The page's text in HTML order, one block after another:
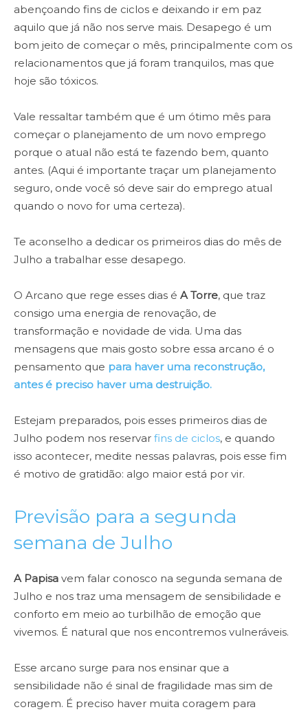
abençoando fins de ciclos e deixando ir em paz
aquilo que já não nos serve mais. Desapego é um
bom jeito de começar o mês, principalmente com os
relacionamentos que já foram tranquilos, mas que
hoje são tóxicos.
Vale ressaltar também que é um ótimo mês para
começar o planejamento de um novo emprego
porque o atual não está te fazendo bem, quanto
antes. (Aqui é importante traçar um planejamento
seguro, onde você só deve sair do emprego atual
quando o novo for uma certeza).
Te aconselho a dedicar os primeiros dias do mês de
Julho a trabalhar esse desapego.
O Arcano que rege esses dias é A Torre, que traz
consigo uma energia de renovação, de
transformação e novidade de vida. Uma das
mensagens que mais gosto sobre essa arcano é o
pensamento que para haver uma reconstrução,
antes é preciso haver uma destruição.
Estejam preparados, pois esses primeiros dias de
Julho podem nos reservar fins de ciclos, e quando
isso acontecer, medite nessas palavras, pois esse fim
é motivo de gratidão: algo maior está por vir.
Previsão para a segunda
semana de Julho
A Papisa vem falar conosco na segunda semana de
Julho e nos traz uma mensagem de sensibilidade e
conforto em meio ao turbilhão de emoção que
vivemos. É natural que nos encontremos vulneráveis.
Esse arcano surge para nos ensinar que a
sensibilidade não é sinal de fragilidade mas sim de
coragem. É preciso haver muita coragem para